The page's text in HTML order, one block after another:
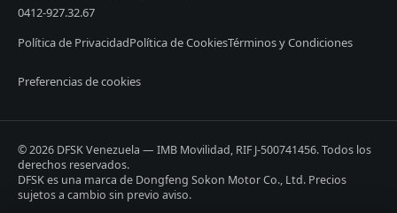
0412-927.32.67
Política de PrivacidadPolítica de CookiesTérminos y Condiciones
Preferencias de cookies
© 2026 DFSK Venezuela — IMB Movilidad, RIF J-500741456. Todos los
derechos reservados.
DFSK es una marca de Dongfeng Sokon Motor Co., Ltd. Precios
sujetos a cambio sin previo aviso.